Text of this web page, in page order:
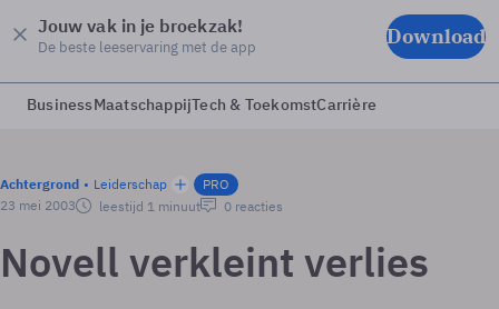
Jouw vak in je broekzak!
De beste leeservaring met de app Download
BusinessMaatschappijTech & ToekomstCarrière
Achtergrond Leiderschap
PRO
23 mei 2003
leestijd 1 minuut 0 reacties
Novell verkleint verlies